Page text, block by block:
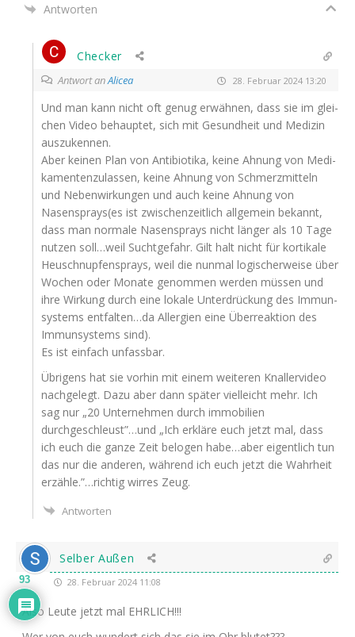
Antworten
Checker
Antwort anAlicea 28. Februar 2024 13:20
Und man kann nicht oft genug erwäh­nen, dass sie im glei­
chen Video behaup­tet, sich mit Gesund­heit und Medi­zin
auszukennen.
Aber kei­nen Plan von Anti­bio­ti­ka, kei­ne Ahnung von Medi­
ka­men­ten­zu­las­sen, kei­ne Ahnung von Schmerz­mit­teln
und Neben­wir­kun­gen und auch kei­ne Ahnung von
Nasensprays(es ist zwi­schen­zeit­lich all­ge­mein bekannt,
dass man nor­ma­le Nasen­sprays nicht län­ger als 10 Tage
nut­zen soll…weil Sucht­ge­fahr. Gilt halt nicht für kor­ti­ka­le
Heu­schnup­fen­sprays, weil die nun­mal logi­scher­wei­se über
Wochen oder Mona­te genom­men wer­den müs­sen und
ihre Wir­kung durch eine loka­le Unter­drü­ckung des Immun­
sys­tems entfalten…da All­er­gien eine Über­re­ak­ti­on des
Immun­sys­tems sind).
Es ist ein­fach unfassbar.
Übri­gens hat sie vor­hin mit einem wei­te­ren Knal­ler­vi­deo
nach­ge­legt. Dazu aber dann spä­ter viel­leicht mehr. Ich
sag nur „20 Unter­neh­men durch immo­bi­li­en
durchgeschleust”…und „Ich erklä­re euch jetzt mal, dass
ich euch die gan­ze Zeit belo­gen habe…aber eigent­lich tun
das nur die ande­ren, wäh­rend ich euch jetzt die Wahr­heit
erzähle.”…richtig wir­res Zeug.
Antworten
Selber Außen
28. Februar 2024 11:08
Also Leu­te jetzt mal EHRLICH!!!
93